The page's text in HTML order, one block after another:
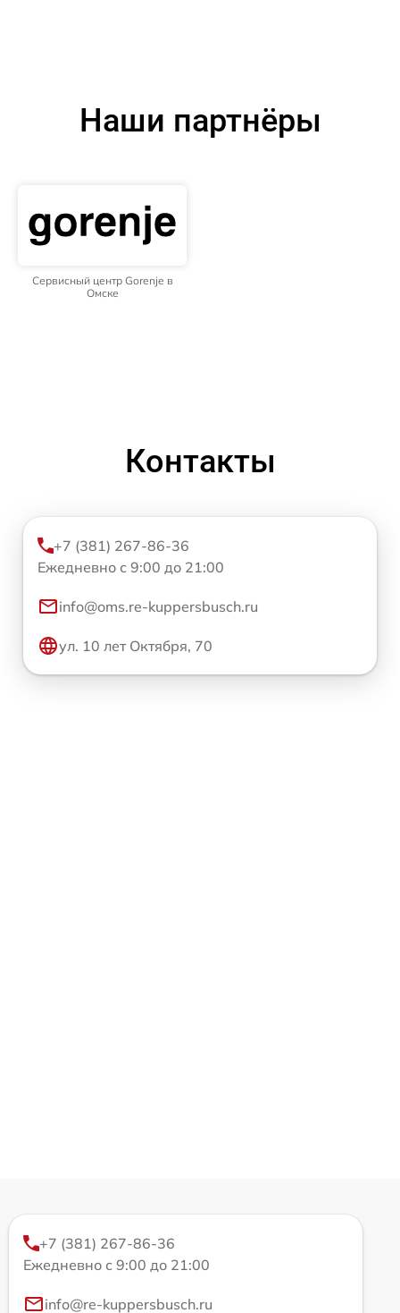
Наши партнёры
Сервисный центр Gorenje в
Омске
Контакты
+7 (381) 267-86-36
Ежедневно с 9:00 до 21:00
info@oms.re-kuppersbusch.ru
ул. 10 лет Октября, 70
+7 (381) 267-86-36
Ежедневно с 9:00 до 21:00
info@re-kuppersbusch.ru